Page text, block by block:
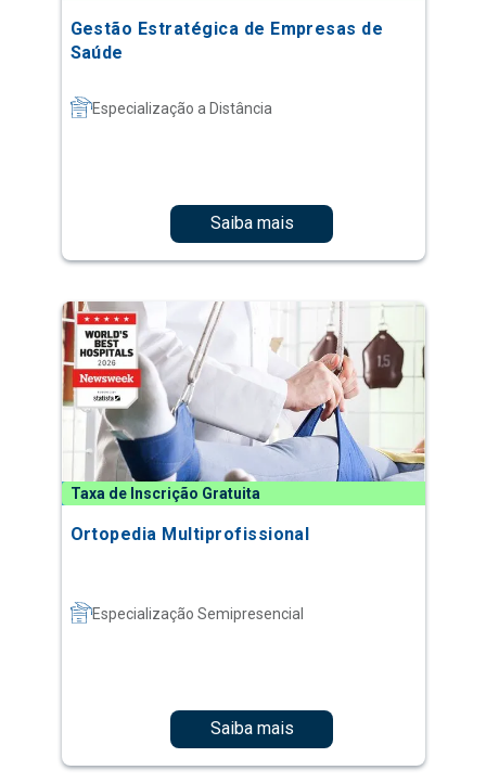
Gestão Estratégica de Empresas de
Saúde
Especialização a Distância
Saiba mais
Taxa de Inscrição Gratuita
Ortopedia Multiprofissional
Especialização Semipresencial
Saiba mais